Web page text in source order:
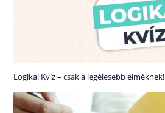
Logikai Kvíz – csak a legélesebb elméknek!